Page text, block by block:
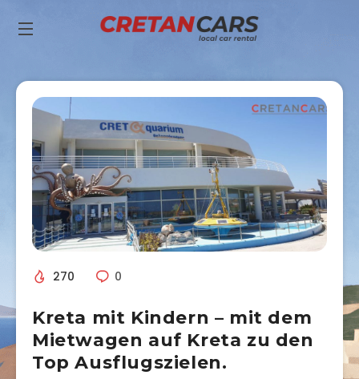
270 0
Kreta mit Kindern – mit dem
Mietwagen auf Kreta zu den
Top Ausflugszielen.